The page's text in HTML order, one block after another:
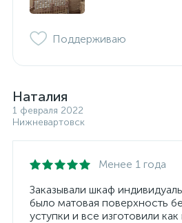
Поддерживаю
Наталия
1 февраля 2022
Нижневартовск
Менее 1 года
Заказывали шкаф
было матовая поверхность
уступки и все изготовили